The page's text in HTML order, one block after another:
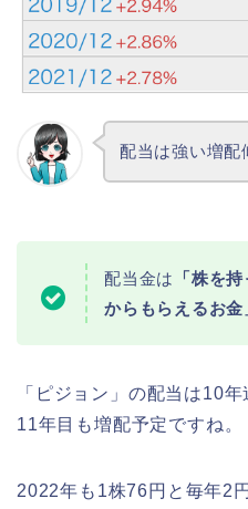
配当は強い増配
配当金は
「株を
からもらえるお金
「ピジョン」の配当は10年
11年目も増配予定ですね。
2022年も1株76円と毎年2